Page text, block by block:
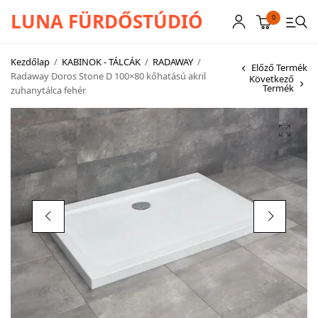
LUNA FÜRDŐSTÚDIÓ 0
Kezdőlap / KABINOK - TÁLCÁK / RADAWAY /
Radaway Doros Stone D 100×80 kőhatású akril
zuhanytálca fehér
Előző Termék
Következő
Termék
CSAPTELEPEK
SZANITEREK
SCHWAB
KÁDAK
KABINOK – TÁLCÁK
TOVÁBBI TERMÉKEK
BEMUTATÓTERMÜNK KÉPEKBEN
AKCIÓS TERMÉKEK